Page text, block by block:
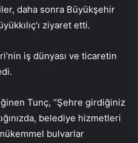
daha sonra Büyükşehir
ziyaret etti.
iş dünyası ve ticaretin
Tunç, “Şehre girdiğiniz
belediye hizmetleri
bulvarlar